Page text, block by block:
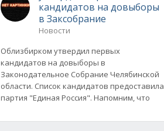
кандидатов на довыборы
в Заксобрание
Новости
Облизбирком утвердил первых
кандидатов на довыборы в
Законодательное Собрание Челябинской
области. Список кандидатов предоставила
партия "Единая Россия". Напомним, что